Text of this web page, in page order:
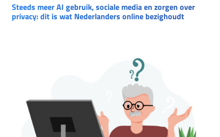
Steeds meer AI gebruik, sociale media en zorgen over
privacy: dit is wat Nederlanders online bezighoudt